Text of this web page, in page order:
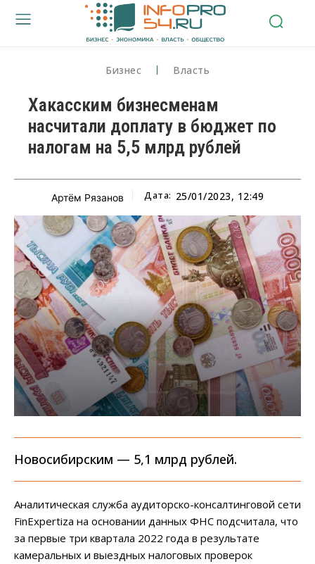
Бизнес Власть
Хакасским бизнесменам
насчитали доплату в бюджет по
налогам на 5,5 млрд рублей
Артём Рязанов Дата: 25/01/2023, 12:49
Новосибирским — 5,1 млрд рублей.
Аналитическая служба аудиторско-консалтинговой сети
FinExpertiza на основании данных ФНС подсчитала, что
за первые три квартала 2022 года в результате
камеральных и выездных налоговых проверок